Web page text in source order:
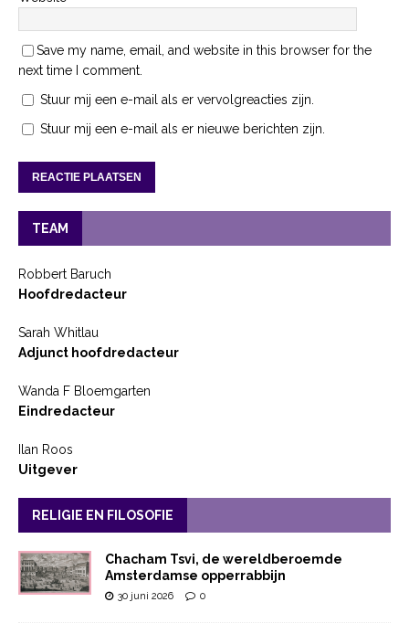
Save my name, email, and website in this browser for the
next time I comment.
Stuur mij een e-mail als er vervolgreacties zijn.
Stuur mij een e-mail als er nieuwe berichten zijn.
TEAM
Robbert Baruch
Hoofdredacteur
Sarah Whitlau
Adjunct hoofdredacteur
Wanda F Bloemgarten
Eindredacteur
Ilan Roos
Uitgever
RELIGIE EN FILOSOFIE
Chacham Tsvi, de wereldberoemde
Amsterdamse opperrabbijn
30 juni 2026 0